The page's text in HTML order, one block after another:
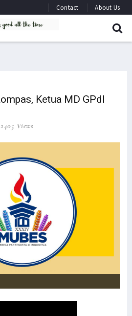
Contact About Us
Ketua MD GPdI
2405 Views